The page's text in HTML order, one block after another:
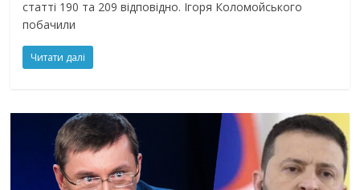
статті 190 та 209 відповідно. Ігоря Коломойського
побачили
Читати далі